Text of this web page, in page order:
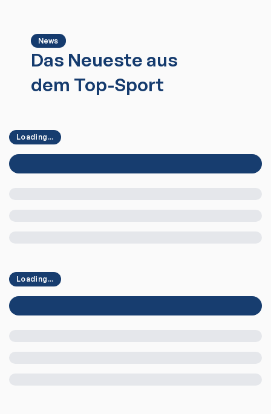
News
Das Neueste aus
dem Top-Sport
Loading...
Loading...